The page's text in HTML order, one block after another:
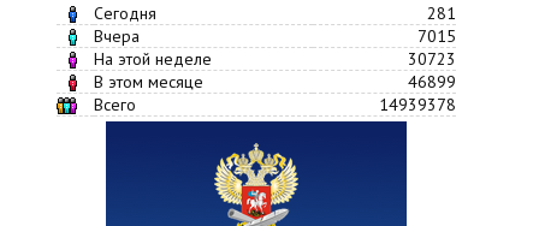
Сегодня
281
Вчера
7015
На этой неделе
30723
В этом месяце
46899
Всего
14939378